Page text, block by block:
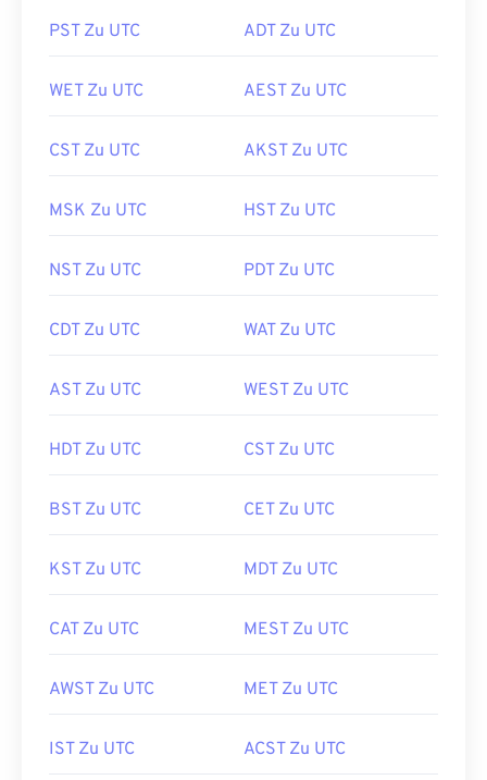
PST Zu UTC ADT Zu UTC
WET Zu UTC AEST Zu UTC
CST Zu UTC AKST Zu UTC
MSK Zu UTC HST Zu UTC
NST Zu UTC PDT Zu UTC
CDT Zu UTC WAT Zu UTC
AST Zu UTC WEST Zu UTC
HDT Zu UTC CST Zu UTC
BST Zu UTC CET Zu UTC
KST Zu UTC MDT Zu UTC
CAT Zu UTC MEST Zu UTC
AWST Zu UTC MET Zu UTC
IST Zu UTC ACST Zu UTC